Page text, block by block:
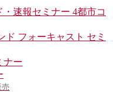
速報セミナー 4都市コ
ド フォーキャスト セミ
ナー
売